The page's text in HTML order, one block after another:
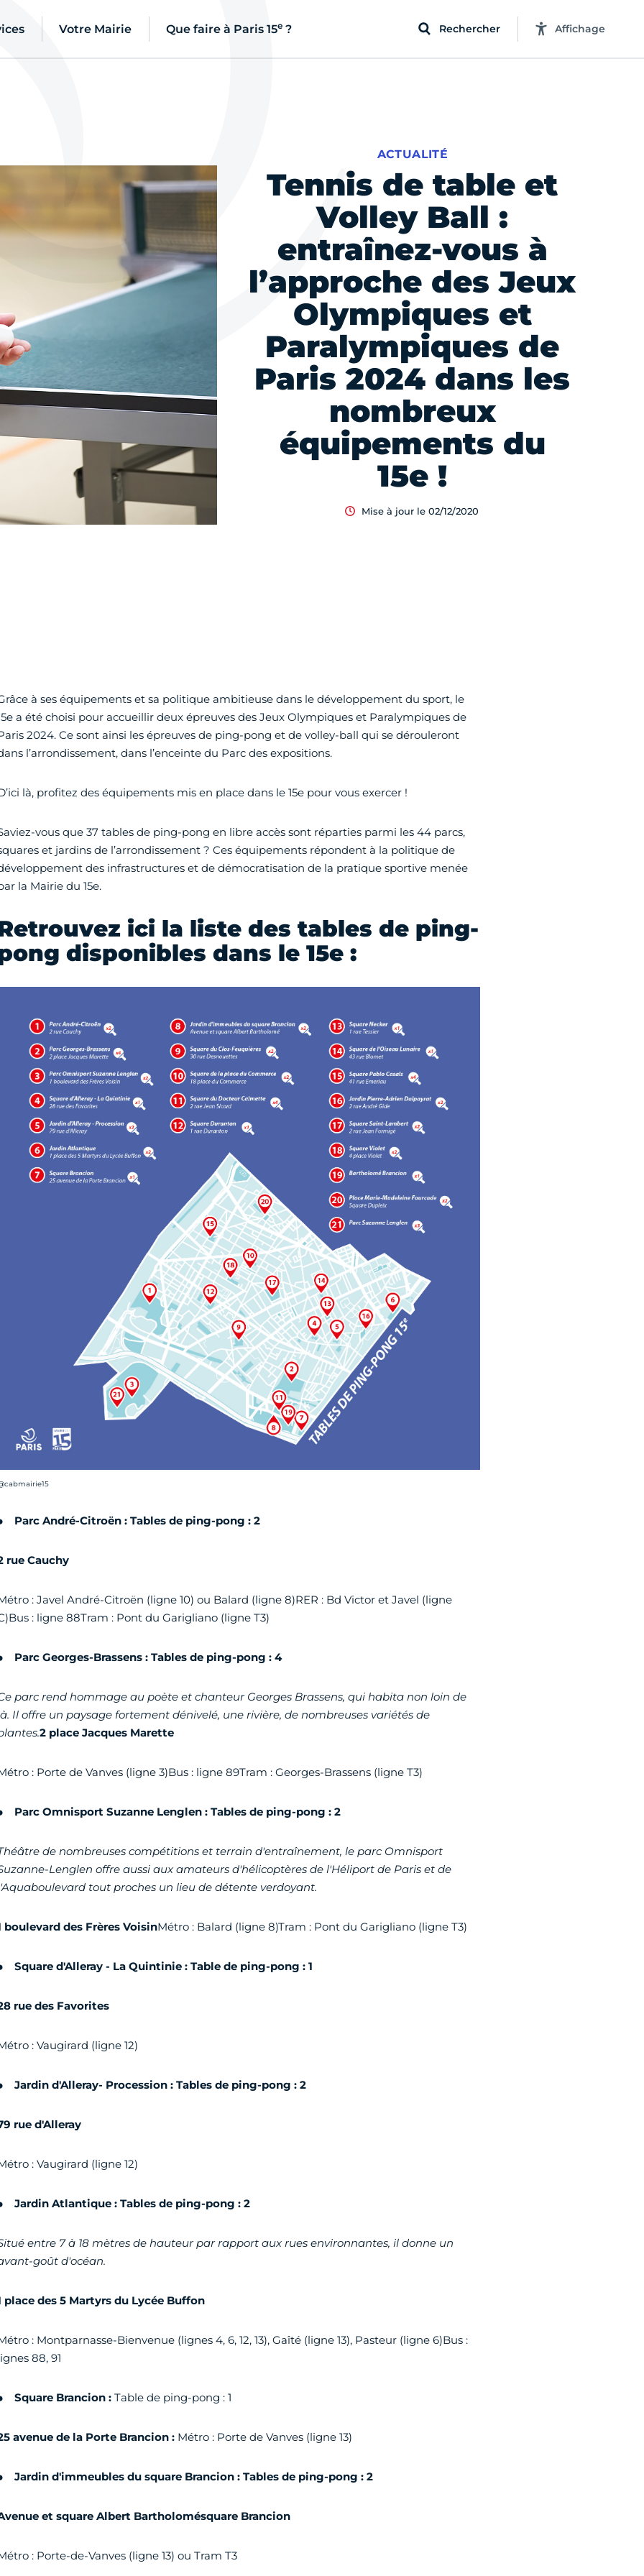
Votre Mairie Que faire à Paris 15e ? Rechercher Affichage
Tennis de table et
Volley Ball :
entraînez-vous à
l’approche des Jeux
Olympiques et
Paralympiques de
Paris 2024 dans les
nombreux
équipements du
15e !
ACTUALITÉ
Mise à jour le 02/12/2020
à ses équipements et sa politique ambitieuse dans le développement du sport, le
a été choisi pour accueillir deux épreuves des Jeux Olympiques et Paralympiques de
2024. Ce sont ainsi les épreuves de ping-pong et de volley-ball qui se dérouleront
l’arrondissement, dans l’enceinte du Parc des expositions.
là, profitez des équipements mis en place dans le 15e pour vous exercer !
vous que 37 tables de ping-pong en libre accès sont réparties parmi les 44 parcs,
et jardins de l’arrondissement ? Ces équipements répondent à la politique de
des infrastructures et de démocratisation de la pratique sportive menée
la Mairie du 15e.
ici la liste des tables de ping-
disponibles dans le 15e :
photo :
Parc André-Citroën : Tables de ping-pong : 2
rue Cauchy
: Javel André-Citroën (ligne 10) ou Balard (ligne 8)RER : Bd Victor et Javel (ligne
: ligne 88Tram : Pont du Garigliano (ligne T3)
Parc Georges-Brassens : Tables de ping-pong : 4
parc rend hommage au poète et chanteur Georges Brassens, qui habita non loin de
Il offre un paysage fortement dénivelé, une rivière, de nombreuses variétés de
2 place Jacques Marette
: Porte de Vanves (ligne 3)Bus : ligne 89Tram : Georges-Brassens (ligne T3)
Parc Omnisport Suzanne Lenglen : Tables de ping-pong : 2
de nombreuses compétitions et terrain d'entraînement, le parc Omnisport
Lenglen offre aussi aux amateurs d'hélicoptères de l'Héliport de Paris et de
tout proches un lieu de détente verdoyant.
boulevard des Frères VoisinMétro : Balard (ligne 8)Tram : Pont du Garigliano (ligne T3)
Square d'Alleray - La Quintinie : Table de ping-pong : 1
rue des Favorites
: Vaugirard (ligne 12)
Jardin d'Alleray- Procession : Tables de ping-pong : 2
rue d'Alleray
: Vaugirard (ligne 12)
Jardin Atlantique : Tables de ping-pong : 2
entre 7 à 18 mètres de hauteur par rapport aux rues environnantes, il donne un
goût d'océan.
place des 5 Martyrs du Lycée Buffon
: Montparnasse-Bienvenue (lignes 4, 6, 12, 13), Gaîté (ligne 13), Pasteur (ligne 6)Bus :
88, 91
Square Brancion :Table de ping-pong : 1
avenue de la Porte Brancion : Métro : Porte de Vanves (ligne 13)
Jardin d'immeubles du square Brancion : Tables de ping-pong : 2
et square Albert Bartholomésquare Brancion
: Porte-de-Vanves (ligne 13) ou Tram T3